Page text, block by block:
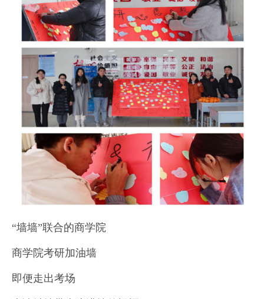
“墙墙”联合的商学院
商学院考研加油墙
即便走出考场